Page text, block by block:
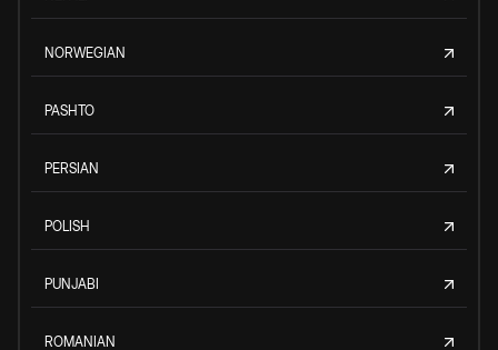
NORWEGIAN
PASHTO
PERSIAN
POLISH
PUNJABI
ROMANIAN